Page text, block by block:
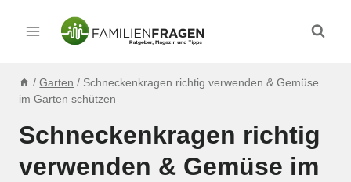
Inhalt
/ Garten / Schneckenkragen richtig verwenden & Gemüse
im Garten schützen
Schneckenkragen richtig
verwenden & Gemüse im